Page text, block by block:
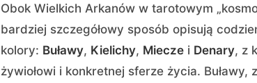
Obok Wielkich Arkanów w tarotowym
bardziej szczegółowy sposób opisują
kolory: Buławy, Kielichy, Miecze i Denary, z
żywiołowi i konkretnej sferze życia.